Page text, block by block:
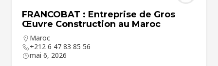
FRANCOBAT : Entreprise de Gros
Œuvre Construction au Maroc
Maroc
+212 6 47 83 85 56
mai 6, 2026